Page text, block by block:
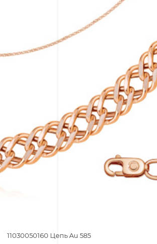
11030050160 Цепь Au 585